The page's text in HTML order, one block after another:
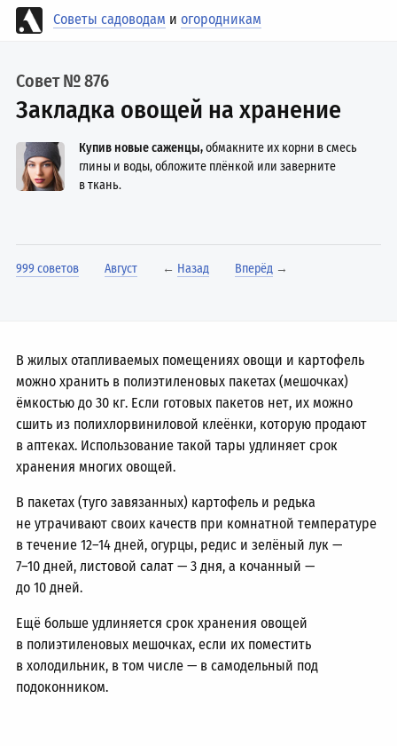
Советы садоводам иогородникам
Совет № 876
Закладка овощей на хранение
Купив новые саженцы,обмакните их корни в смесь
глины и воды, обложите плёнкой или заверните
в ткань.
999 советов Август ← Назад Вперёд→
В жилых отапливаемых помещениях овощи и картофель
можно хранить в полиэтиленовых пакетах (мешочках)
ёмкостью до 30 кг. Если готовых пакетов нет, их можно
сшить из полихлорвиниловой клеёнки, которую продают
в аптеках. Использование такой тары удлиняет срок
хранения многих овощей.
В пакетах (туго завязанных) картофель и редька
не утрачивают своих качеств при комнатной температуре
в течение12–14 дней, огурцы, редис и зелёный лук —
7–10 дней, листовой салат — 3 дня, а кочанный —
до 10 дней.
Ещё больше удлиняется срок хранения овощей
в полиэтиленовых мешочках, если их поместить
в холодильник, в том числе — в самодельный под
подоконником.